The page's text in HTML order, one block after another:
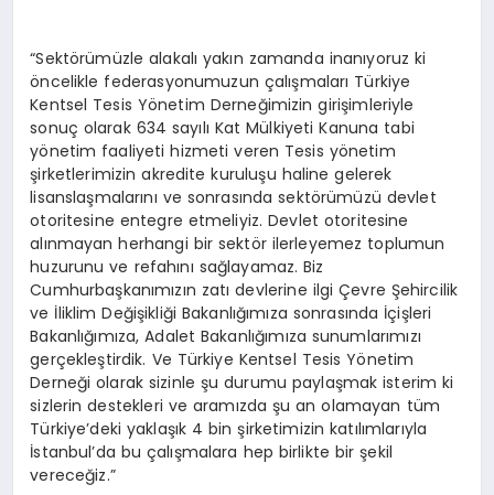
“Sektörümüzle alakalı yakın zamanda inanıyoruz ki
öncelikle federasyonumuzun çalışmaları Türkiye
Kentsel Tesis Yönetim Derneğimizin girişimleriyle
sonuç olarak 634 sayılı Kat Mülkiyeti Kanuna tabi
yönetim faaliyeti hizmeti veren Tesis yönetim
şirketlerimizin akredite kuruluşu haline gelerek
lisanslaşmalarını ve sonrasında sektörümüzü devlet
otoritesine entegre etmeliyiz. Devlet otoritesine
alınmayan herhangi bir sektör ilerleyemez toplumun
huzurunu ve refahını sağlayamaz. Biz
Cumhurbaşkanımızın zatı devlerine ilgi Çevre Şehircilik
ve İliklim Değişikliği Bakanlığımıza sonrasında İçişleri
Bakanlığımıza, Adalet Bakanlığımıza sunumlarımızı
gerçekleştirdik. Ve Türkiye Kentsel Tesis Yönetim
Derneği olarak sizinle şu durumu paylaşmak isterim ki
sizlerin destekleri ve aramızda şu an olamayan tüm
Türkiye’deki yaklaşık 4 bin şirketimizin katılımlarıyla
İstanbul’da bu çalışmalara hep birlikte bir şekil
vereceğiz.”